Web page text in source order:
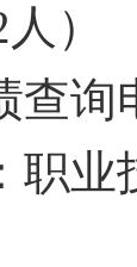
人）
询
技